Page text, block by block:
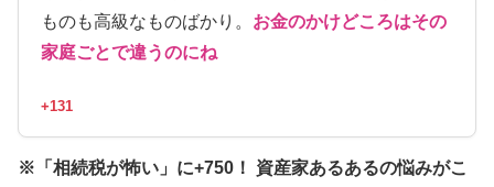
ものも高級なものばかり。 お金のかけどころはその
家庭ごとで違うのにね
+131
※「相続税が怖い」に+750！ 資産家あるあるの悩みがこ